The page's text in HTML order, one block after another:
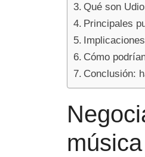
Qué son
Principales
Cómo
Conclusión: